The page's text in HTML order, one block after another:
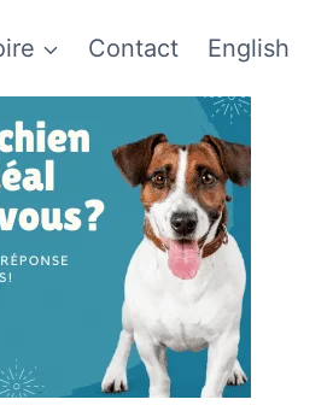
Contact English